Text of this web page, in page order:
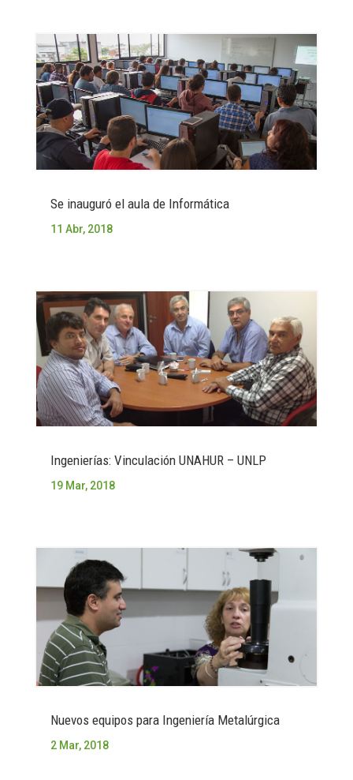
Se inauguró el aula de Informática
11 Abr, 2018
Ingenierías: Vinculación UNAHUR – UNLP
19 Mar, 2018
Nuevos equipos para Ingeniería Metalúrgica
2 Mar, 2018